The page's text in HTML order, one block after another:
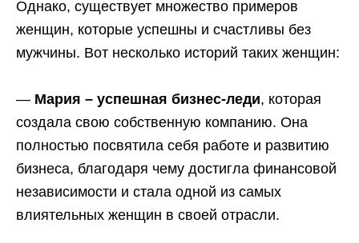
Однако, существует множество примеров
женщин, которые успешны и счастливы без
мужчины. Вот несколько историй таких женщин:
— Мария – успешная бизнес-леди, которая
создала свою собственную компанию. Она
полностью посвятила себя работе и развитию
бизнеса, благодаря чему достигла финансовой
независимости и стала одной из самых
влиятельных женщин в своей отрасли.